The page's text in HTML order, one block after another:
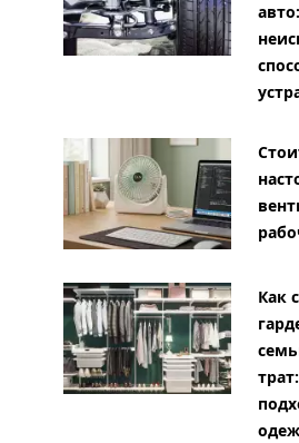
Как